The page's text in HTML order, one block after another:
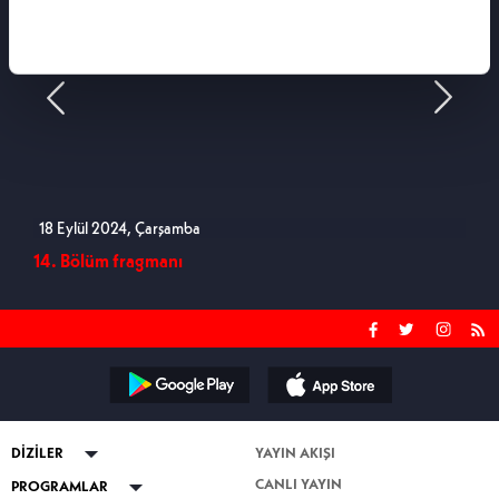
18 Eylül 2024, Çarşamba
14. Bölüm fragmanı
DİZİLER
ABİ
PROGRAMLAR
YAYIN AKIŞI
CANLI YAYIN